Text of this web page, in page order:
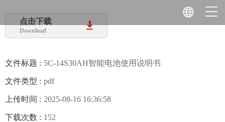
点击下载
Download
文件标题 : 5C-14S30AH智能电池使用说明书
文件类型 : pdf
上传时间 : 2025-08-16 16:36:58
下载次数 : 152